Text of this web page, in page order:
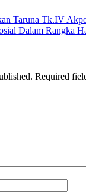
Taruna Tk.IV
Dalam Rangka
Required